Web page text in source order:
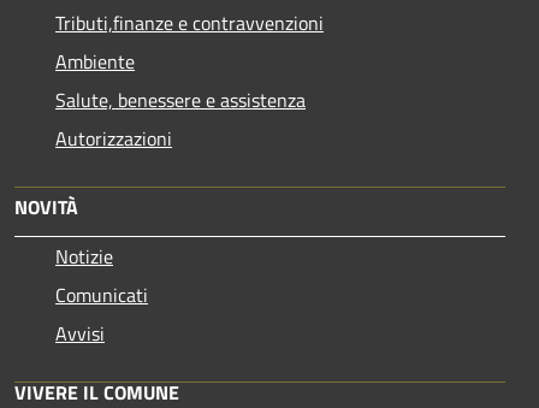
Tributi,finanze e contravvenzioni
Ambiente
Salute, benessere e assistenza
Autorizzazioni
NOVITÀ
Notizie
Comunicati
Avvisi
VIVERE IL COMUNE